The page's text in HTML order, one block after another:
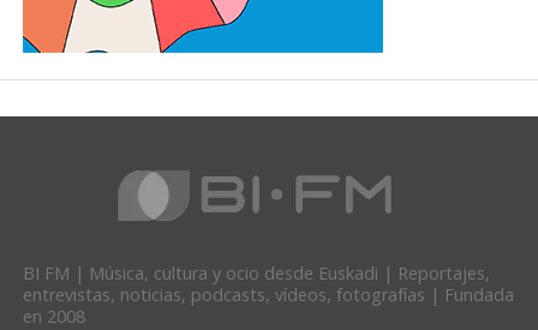
BI FM | Música, cultura y ocio desde Euskadi | Reportajes,
entrevistas, noticias, podcasts, vídeos, fotografías | Fundada
en 2008